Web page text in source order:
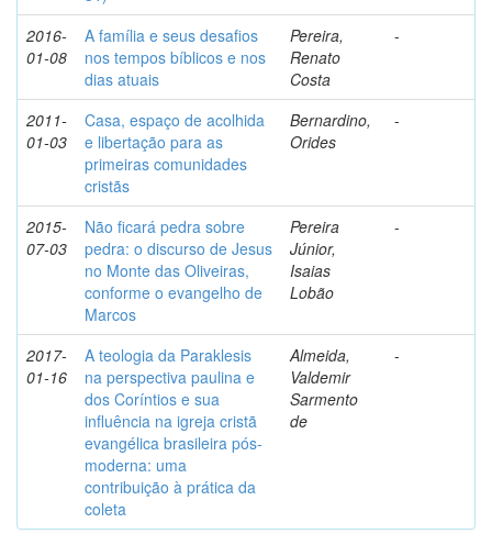
2016-
01-08
A família e seus desafios
nos tempos bíblicos e nos
dias atuais
Pereira,
Renato
Costa
-
2011-
01-03
Casa, espaço de acolhida
e libertação para as
primeiras comunidades
cristãs
Bernardino,
Orides
-
2015-
07-03
Não ficará pedra sobre
pedra: o discurso de Jesus
no Monte das Oliveiras,
conforme o evangelho de
Marcos
Pereira
Júnior,
Isaias
Lobão
-
2017-
01-16
A teologia da Paraklesis
na perspectiva paulina e
dos Coríntios e sua
influência na igreja cristã
evangélica brasileira pós-
moderna: uma
contribuição à prática da
coleta
Almeida,
Valdemir
Sarmento
de
-